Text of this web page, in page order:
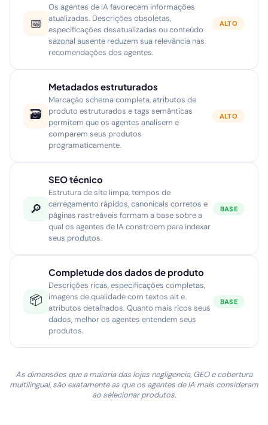
📅
Os agentes de IA favorecem informações
atualizadas. Descrições obsoletas,
especificações desatualizadas ou conteúdo
sazonal ausente reduzem sua relevância nas
recomendações dos agentes.
ALTO
🗃
Metadados estruturados
Marcação schema completa, atributos de
produto estruturados e tags semânticas
permitem que os agentes analisem e
comparem seus produtos
programaticamente.
ALTO
🔎
SEO técnico
Estrutura de site limpa, tempos de
carregamento rápidos, canonicals corretos e
páginas rastreáveis formam a base sobre a
qual os agentes de IA constroem para indexar
seus produtos.
BASE
📦
Completude dos dados de produto
Descrições ricas, especificações completas,
imagens de qualidade com textos alt e
atributos detalhados. Quanto mais ricos seus
dados, melhor os agentes entendem seus
produtos.
BASE
As dimensões que a maioria das lojas negligencia, GEO e cobertura
multilingual, são exatamente as que os agentes de IA mais consideram
ao selecionar produtos.